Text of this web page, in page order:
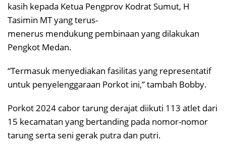
kasih kepada Ketua Pengprov Kodrat Sumut, H
Tasimin MT yang terus-
menerus mendukung pembinaan yang dilakukan
Pengkot Medan.
“Termasuk menyediakan fasilitas yang representatif
untuk penyelenggaraan Porkot ini,” tambah Bobby.
Porkot 2024 cabor tarung derajat diikuti 113 atlet dari
15 kecamatan yang bertanding pada nomor-nomor
tarung serta seni gerak putra dan putri.